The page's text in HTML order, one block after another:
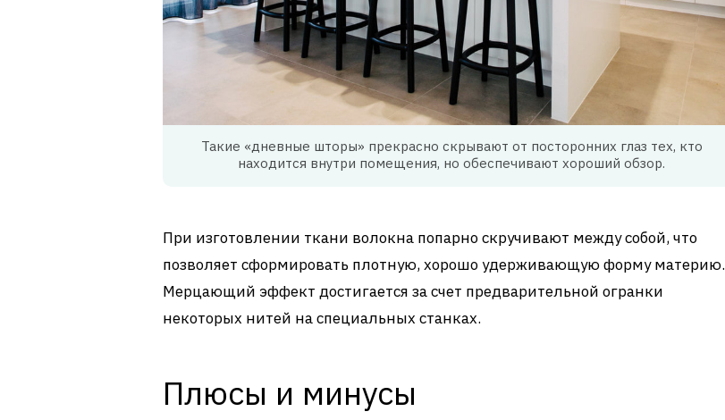
Такие «дневные шторы» прекрасно скрывают от посторонних глаз тех, кто
находится внутри помещения, но обеспечивают хороший обзор.
При изготовлении ткани волокна попарно скручивают между собой, что
позволяет сформировать плотную, хорошо удерживающую форму материю.
Мерцающий эффект достигается за счет предварительной огранки
некоторых нитей на специальных станках.
Плюсы и минусы